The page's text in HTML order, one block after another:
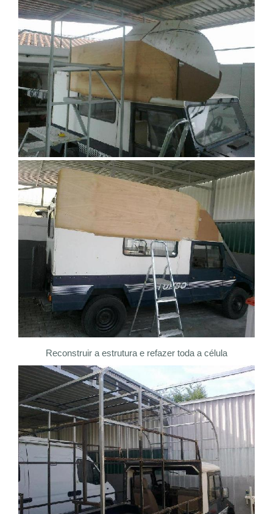
Reconstruir a estrutura e refazer toda a célula